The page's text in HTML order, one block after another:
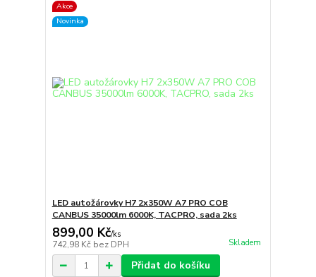
Akce
Novinka
LED autožárovky H7 2x350W A7 PRO COB
CANBUS 35000lm 6000K, TACPRO, sada 2ks
899,00 Kč/ks
742,98 Kč bez DPH Skladem
Přidat do košíku